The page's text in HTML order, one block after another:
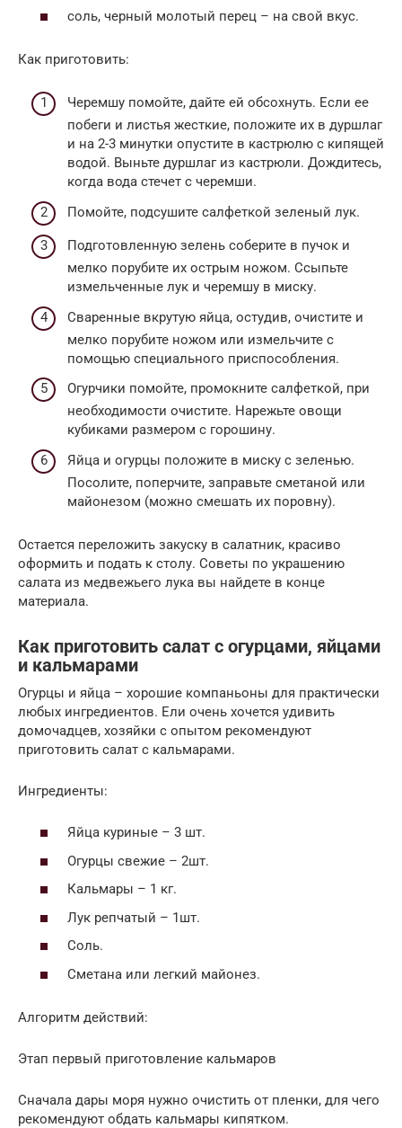
соль, черный молотый перец – на свой вкус.
Как приготовить:
Черемшу помойте, дайте ей обсохнуть. Если ее
побеги и листья жесткие, положите их в дуршлаг
и на 2-3 минутки опустите в кастрюлю с кипящей
водой. Выньте дуршлаг из кастрюли. Дождитесь,
когда вода стечет с черемши.
Помойте, подсушите салфеткой зеленый лук.
Подготовленную зелень соберите в пучок и
мелко порубите их острым ножом. Ссыпьте
измельченные лук и черемшу в миску.
Сваренные вкрутую яйца, остудив, очистите и
мелко порубите ножом или измельчите с
помощью специального приспособления.
Огурчики помойте, промокните салфеткой, при
необходимости очистите. Нарежьте овощи
кубиками размером с горошину.
Яйца и огурцы положите в миску с зеленью.
Посолите, поперчите, заправьте сметаной или
майонезом (можно смешать их поровну).
Остается переложить закуску в салатник, красиво
оформить и подать к столу. Советы по украшению
салата из медвежьего лука вы найдете в конце
материала.
Как приготовить салат с огурцами, яйцами
и кальмарами
Огурцы и яйца – хорошие компаньоны для практически
любых ингредиентов. Ели очень хочется удивить
домочадцев, хозяйки с опытом рекомендуют
приготовить салат с кальмарами.
Ингредиенты:
Яйца куриные – 3 шт.
Огурцы свежие – 2шт.
Кальмары – 1 кг.
Лук репчатый – 1шт.
Соль.
Сметана или легкий майонез.
Алгоритм действий:
Этап первый приготовление кальмаров
Сначала дары моря нужно очистить от пленки, для чего
рекомендуют обдать кальмары кипятком.